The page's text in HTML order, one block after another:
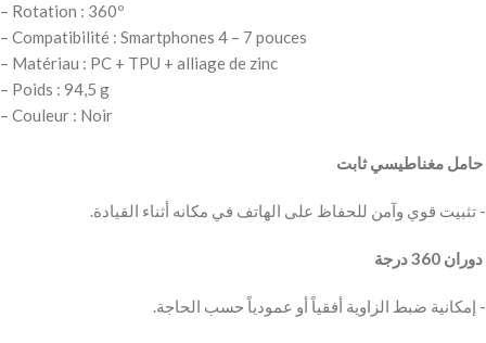
– Rotation : 360º
– Compatibilité : Smartphones 4 – 7 pouces
– Matériau : PC + TPU + alliage de zinc
– Poids : 94,5 g
– Couleur : Noir
‫ حامل مغناطيسي ثابت
‫ دوران 360 درجة